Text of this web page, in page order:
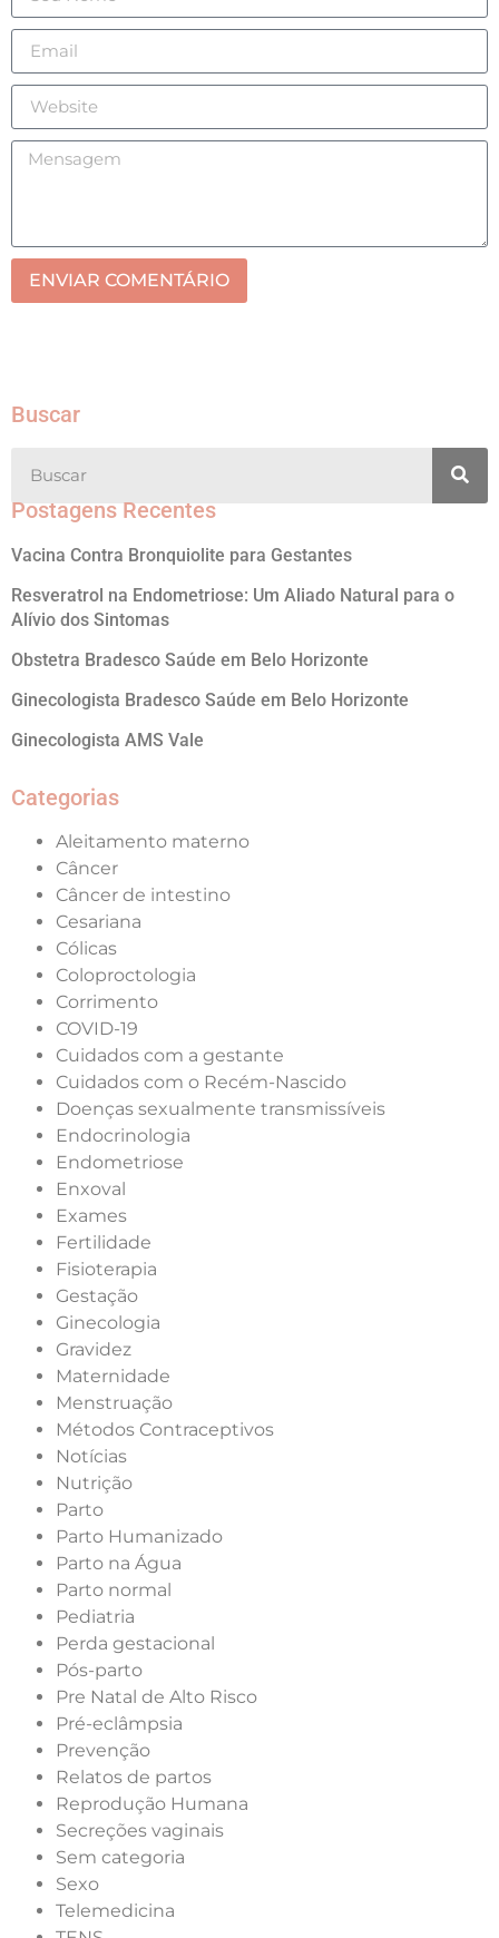
ENVIAR COMENTÁRIO
Buscar
Postagens Recentes
Vacina Contra Bronquiolite para Gestantes
Resveratrol na Endometriose: Um Aliado Natural para o
Alívio dos Sintomas
Obstetra Bradesco Saúde em Belo Horizonte
Ginecologista Bradesco Saúde em Belo Horizonte
Ginecologista AMS Vale
Categorias
Aleitamento materno
Câncer
Câncer de intestino
Cesariana
Cólicas
Coloproctologia
Corrimento
COVID-19
Cuidados com a gestante
Cuidados com o Recém-Nascido
Doenças sexualmente transmissíveis
Endocrinologia
Endometriose
Enxoval
Exames
Fertilidade
Fisioterapia
Gestação
Ginecologia
Gravidez
Maternidade
Menstruação
Métodos Contraceptivos
Notícias
Nutrição
Parto
Parto Humanizado
Parto na Água
Parto normal
Pediatria
Perda gestacional
Pós-parto
Pre Natal de Alto Risco
Pré-eclâmpsia
Prevenção
Relatos de partos
Reprodução Humana
Secreções vaginais
Sem categoria
Sexo
Telemedicina